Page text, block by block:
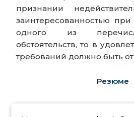
признании
заинтересованностью
одного из
обстоятельств, то в
требований должно быть
Резюме